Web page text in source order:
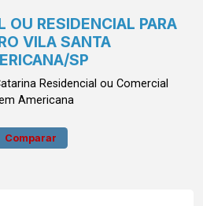
OU RESIDENCIAL PARA
VILA SANTA
SP
Residencial ou Comercial
Americana
Comparar